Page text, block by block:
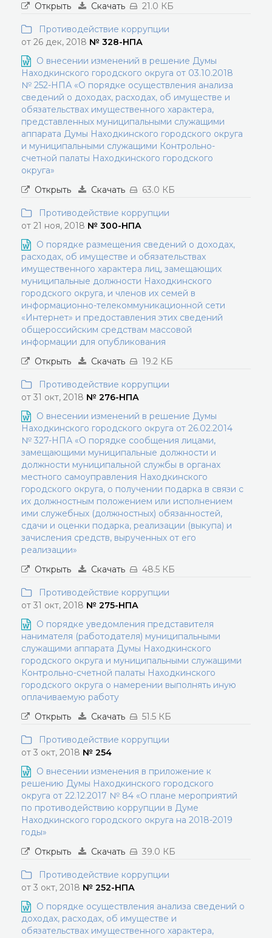
Открыть
Скачать 21.0 КБ
Противодействие коррупции
от 26 дек, 2018 № 328-НПА
О внесении изменений в решение Думы
Находкинского городского округа от 03.10.2018
№ 252-НПА «О порядке осуществления анализа
сведений о доходах, расходах, об имуществе и
обязательствах имущественного характера,
представленных муниципальными служащими
аппарата Думы Находкинского городского округа
и муниципальными служащими Контрольно-
счетной палаты Находкинского городского
округа»
Открыть
Скачать 63.0 КБ
Противодействие коррупции
от 21 ноя, 2018 № 300-НПА
О порядке размещения сведений о доходах,
расходах, об имуществе и обязательствах
имущественного характера лиц, замещающих
муниципальные должности Находкинского
городского округа, и членов их семей в
информационно-телекоммуникационной сети
«Интернет» и предоставления этих сведений
общероссийским средствам массовой
информации для опубликования
Открыть
Скачать 19.2 КБ
Противодействие коррупции
от 31 окт, 2018 № 276-НПА
О внесении изменений в решение Думы
Находкинского городского округа от 26.02.2014
№ 327-НПА «О порядке сообщения лицами,
замещающими муниципальные должности и
должности муниципальной службы в органах
местного самоуправления Находкинского
городского округа, о получении подарка в связи с
их должностным положением или исполнением
ими служебных (должностных) обязанностей,
сдачи и оценки подарка, реализации (выкупа) и
зачисления средств, вырученных от его
реализации»
Открыть
Скачать 48.5 КБ
Противодействие коррупции
от 31 окт, 2018 № 275-НПА
О порядке уведомления представителя
нанимателя (работодателя) муниципальными
служащими аппарата Думы Находкинского
городского округа и муниципальными служащими
Контрольно-счетной палаты Находкинского
городского округа о намерении выполнять иную
оплачиваемую работу
Открыть
Скачать 51.5 КБ
Противодействие коррупции
от 3 окт, 2018 № 254
О внесении изменения в приложение к
решению Думы Находкинского городского
округа от 22.12.2017 № 84 «О плане мероприятий
по противодействию коррупции в Думе
Находкинского городского округа на 2018-2019
годы»
Открыть
Скачать 39.0 КБ
Противодействие коррупции
от 3 окт, 2018 № 252-НПА
О порядке осуществления анализа сведений о
доходах, расходах, об имуществе и
обязательствах имущественного характера,